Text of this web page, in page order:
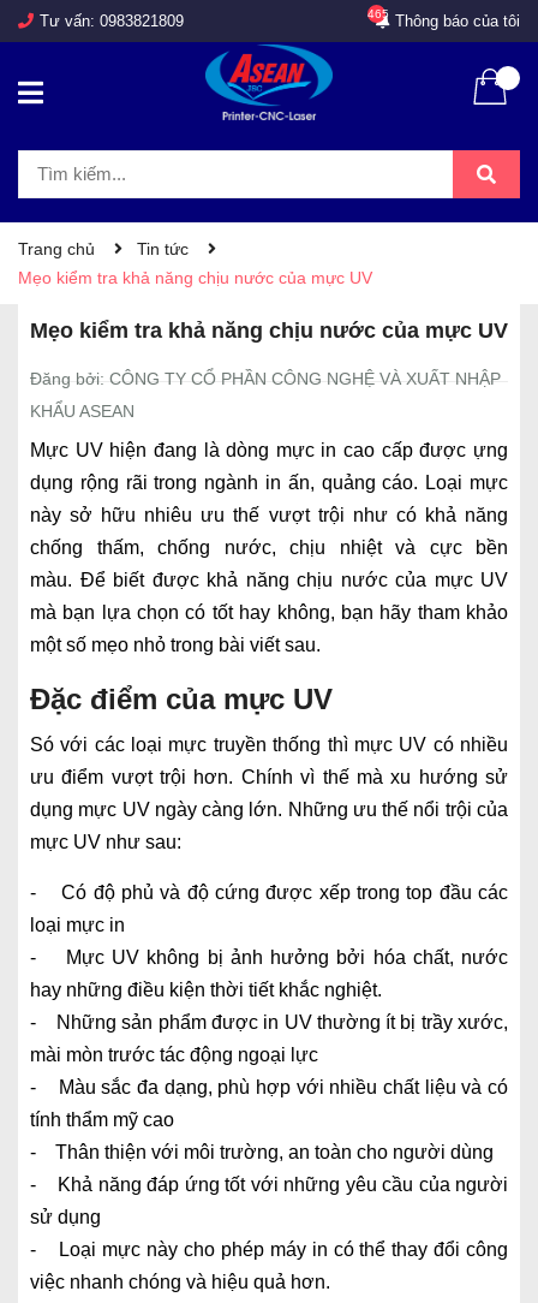
Tư vấn: 0983821809 Thông báo của tôi
465
Trang chủ
Tin tức
Mẹo kiểm tra khả năng chịu nước của mực UV
Mẹo kiểm tra khả năng chịu nước của mực UV
Đăng bởi: CÔNG TY CỔ PHẦN CÔNG NGHỆ VÀ XUẤT NHẬP
KHẨU ASEAN
Mực UV hiện đang là dòng mực in cao cấp được ựng
dụng rộng rãi trong ngành in ấn, quảng cáo. Loại mực
này sở hữu nhiêu ưu thế vượt trội như có khả năng
chống thấm, chống nước, chịu nhiệt và cực bền
màu. Để biết được khả năng chịu nước của mực UV
mà bạn lựa chọn có tốt hay không, bạn hãy tham khảo
một số mẹo nhỏ trong bài viết sau.
Đặc điểm của mực UV
Só với các loại mực truyền thống thì mực UV có nhiều
ưu điểm vượt trội hơn. Chính vì thế mà xu hướng sử
dụng mực UV ngày càng lớn. Những ưu thế nổi trội của
mực UV như sau:
- Có độ phủ và độ cứng được xếp trong top đầu các
loại mực in
- Mực UV không bị ảnh hưởng bởi hóa chất, nước
hay những điều kiện thời tiết khắc nghiệt.
- Những sản phẩm được in UV thường ít bị trầy xước,
mài mòn trước tác động ngoại lực
- Màu sắc đa dạng, phù hợp với nhiều chất liệu và có
tính thẩm mỹ cao
- Thân thiện với môi trường, an toàn cho người dùng
- Khả năng đáp ứng tốt với những yêu cầu của người
sử dụng
- Loại mực này cho phép máy in có thể thay đổi công
việc nhanh chóng và hiệu quả hơn.